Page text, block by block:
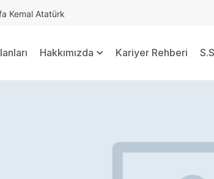
Kemal Atatürk
Hakkımızda Kariyer Rehberi